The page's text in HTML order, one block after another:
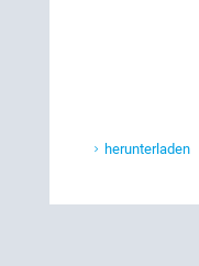
herunterladen